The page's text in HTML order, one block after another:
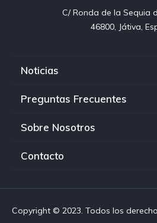
C/ Ronda de la Sequia
46800, Játiva,
Noticias
Preguntas Frecuentes
Sobre Nosotros
Contacto
Copyright © 2023. Todos los